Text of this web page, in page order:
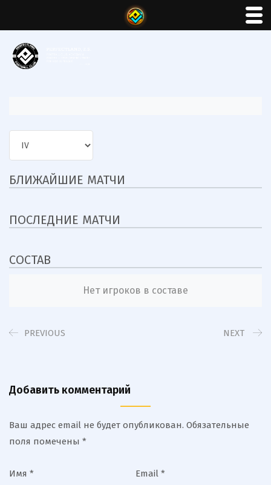
БЛИЖАЙШИЕ МАТЧИ
ПОСЛЕДНИЕ МАТЧИ
СОСТАВ
Нет игроков в составе
PREVIOUS NEXT
Добавить комментарий
Ваш адрес email не будет опубликован. Обязательные
поля помечены *
Имя * Email *